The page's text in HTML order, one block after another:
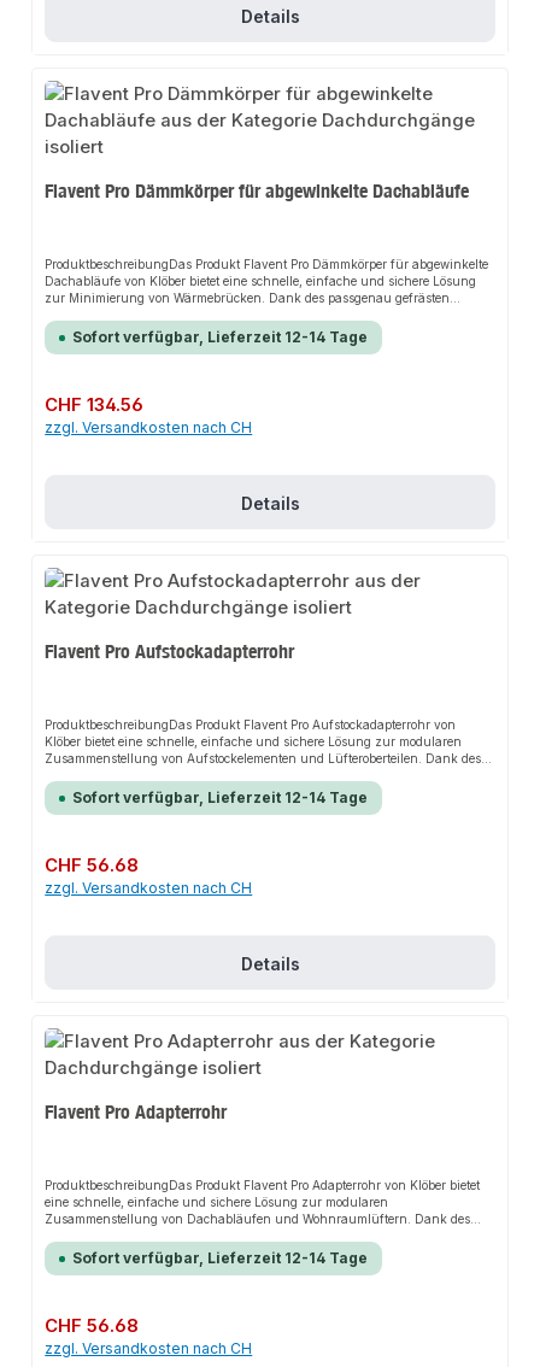
Details
Flavent Pro Dämmkörper für abgewinkelte Dachabläufe
ProduktbeschreibungDas Produkt Flavent Pro Dämmkörper für abgewinkelte
Dachabläufe von Klöber bietet eine schnelle, einfache und sichere Lösung
zur Minimierung von Wärmebrücken. Dank des passgenau gefrästen
Attika- und Balkonentwässerungen an. Das robuste Design und die
einfache Montage machen dieses Produkt zu einer zuverlässigen Wahl für
Verbindung mit dem Flavent Pro Flansch, Flachkanal und Laubfang zur
Zusammenstellung eines abgewinkelten Dachablaufs im
BaukastensystemAnwendungsbereicheAttikaentwässerungBalkonentwässer
Sofort verfügbar, Lieferzeit 12-14 Tage
Regulärer Preis:
CHF 134.56
zzgl. Versandkosten nach CH
Details
Flavent Pro Aufstockadapterrohr
ProduktbeschreibungDas Produkt Flavent Pro Aufstockadapterrohr von
Klöber bietet eine schnelle, einfache und sichere Lösung zur modularen
Zusammenstellung von Aufstockelementen und Lüfteroberteilen. Dank des
an verschiedene gedämmte Dachkonstruktionen an. Das robuste Design und
die einfache Montage machen dieses Produkt zu einer zuverlässigen Wahl
DachabläufeZusammenstellung von Lüfteroberteilen für alle zweiteiligen
Wohnraum Be- und EntlüfterAnwendungsbereicheDachabläufeWohnraum
Be- und EntlüftungProduktdatenVormontierter Dichtring mit
Sofort verfügbar, Lieferzeit 12-14 Tage
Regulärer Preis:
CHF 56.68
zzgl. Versandkosten nach CH
Details
Flavent Pro Adapterrohr
ProduktbeschreibungDas Produkt Flavent Pro Adapterrohr von Klöber bietet
eine schnelle, einfache und sichere Lösung zur modularen
Zusammenstellung von Dachabläufen und Wohnraumlüftern. Dank des
an verschiedene Installationsanforderungen an. Das robuste Design und die
einfache Montage machen dieses Produkt zu einer zuverlässigen Wahl für
EntlüfterUnterrohr für alle Lüfterunterteile für zweiteilige Wohnraum Be-
EntlüftungProduktdatenVormontierter Dichtring mit GleitmittelVerschraubung
Sofort verfügbar, Lieferzeit 12-14 Tage
Regulärer Preis:
CHF 56.68
zzgl. Versandkosten nach CH